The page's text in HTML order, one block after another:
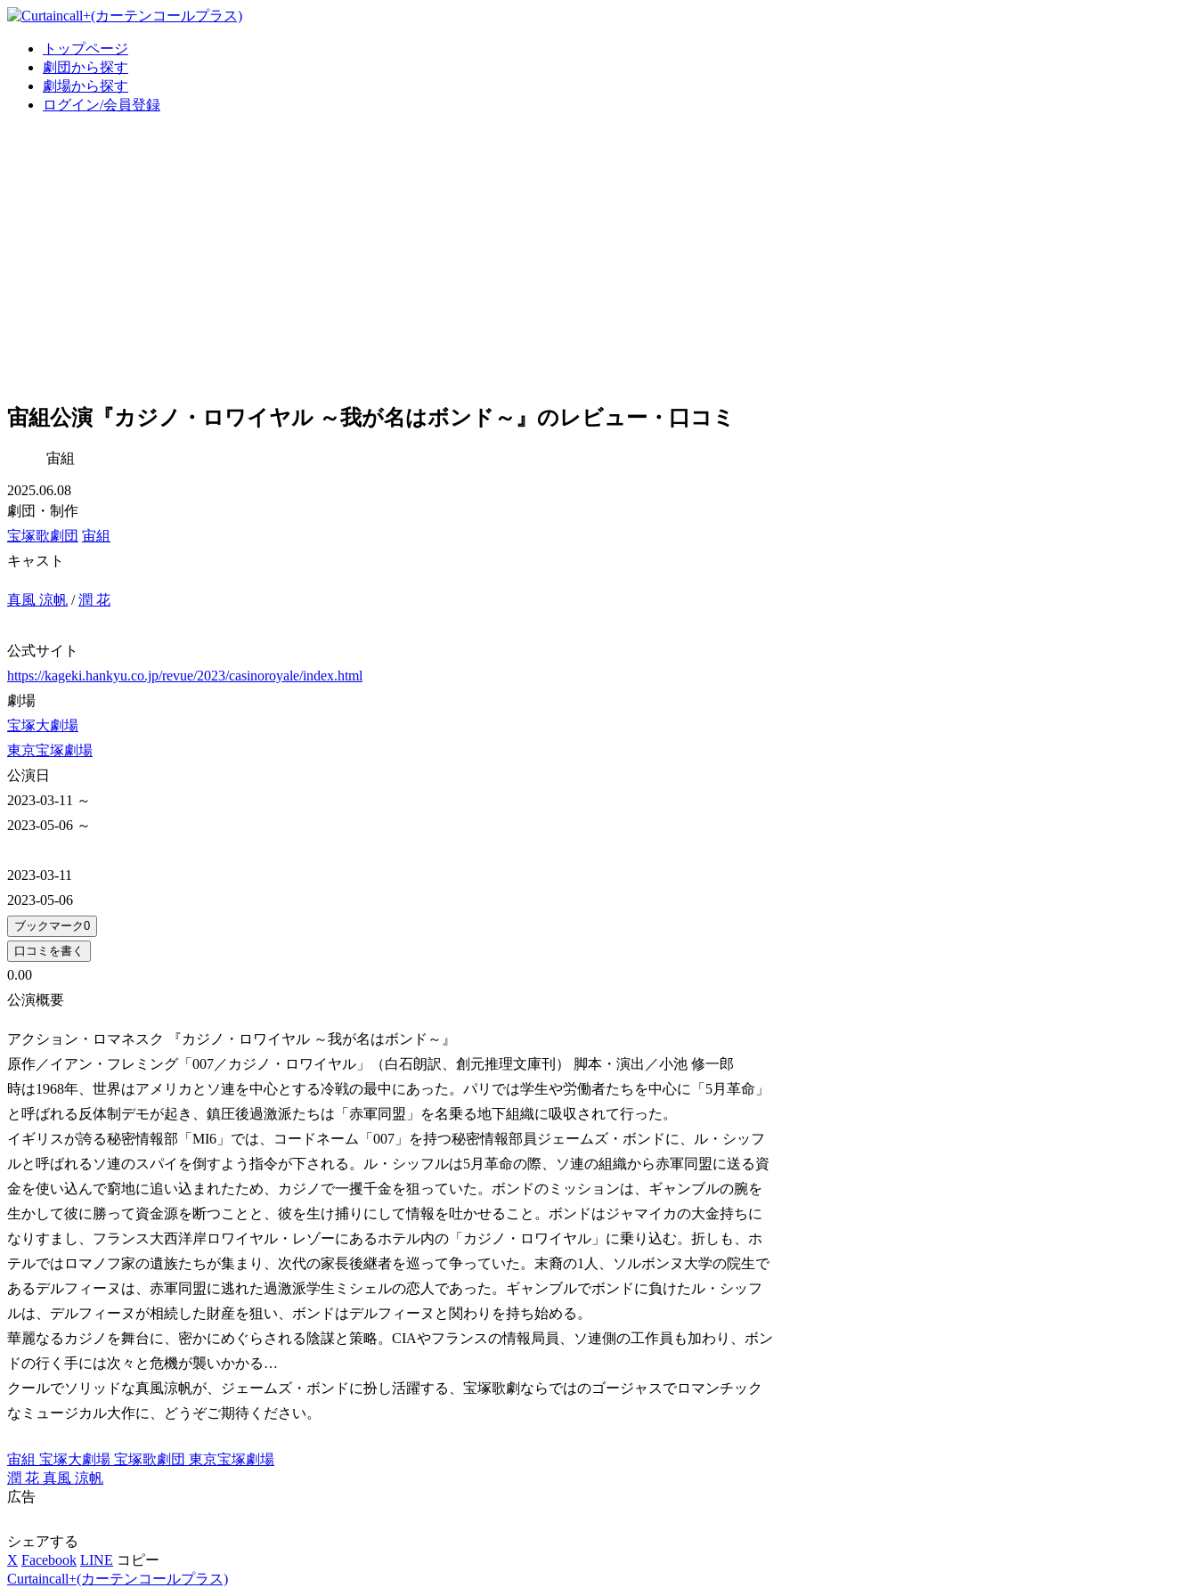
トップページ
劇団から探す
劇場から探す
ログイン/会員登録
宙組公演『カジノ・ロワイヤル ～我が名はボンド～』のレビュー・口コミ
宙組
2025.06.08
劇団・制作
宝塚歌劇団 宙組
キャスト
真風 涼帆 /潤 花
公式サイト
https://kageki.hankyu.co.jp/revue/2023/casinoroyale/index.html
劇場
宝塚大劇場
東京宝塚劇場
公演日
2023-03-11 ～
2023-05-06 ～
2023-03-11
2023-05-06
ブックマーク0
口コミを書く
0.00
公演概要
アクション・ロマネスク 『カジノ・ロワイヤル ～我が名はボンド～』
原作／イアン・フレミング「007／カジノ・ロワイヤル」（白石朗訳、創元推理文庫刊） 脚本・演出／小池 修一郎
時は1968年、世界はアメリカとソ連を中心とする冷戦の最中にあった。パリでは学生や労働者たちを中心に「5月革命」
と呼ばれる反体制デモが起き、鎮圧後過激派たちは「赤軍同盟」を名乗る地下組織に吸収されて行った。
イギリスが誇る秘密情報部「MI6」では、コードネーム「007」を持つ秘密情報部員ジェームズ・ボンドに、ル・シッフ
ルと呼ばれるソ連のスパイを倒すよう指令が下される。ル・シッフルは5月革命の際、ソ連の組織から赤軍同盟に送る資
金を使い込んで窮地に追い込まれたため、カジノで一攫千金を狙っていた。ボンドのミッションは、ギャンブルの腕を
生かして彼に勝って資金源を断つことと、彼を生け捕りにして情報を吐かせること。ボンドはジャマイカの大金持ちに
なりすまし、フランス大西洋岸ロワイヤル・レゾーにあるホテル内の「カジノ・ロワイヤル」に乗り込む。折しも、ホ
テルではロマノフ家の遺族たちが集まり、次代の家長後継者を巡って争っていた。末裔の1人、ソルボンヌ大学の院生で
あるデルフィーヌは、赤軍同盟に逃れた過激派学生ミシェルの恋人であった。ギャンブルでボンドに負けたル・シッフ
ルは、デルフィーヌが相続した財産を狙い、ボンドはデルフィーヌと関わりを持ち始める。
華麗なるカジノを舞台に、密かにめぐらされる陰謀と策略。CIAやフランスの情報局員、ソ連側の工作員も加わり、ボン
ドの行く手には次々と危機が襲いかかる…
クールでソリッドな真風涼帆が、ジェームズ・ボンドに扮し活躍する、宝塚歌劇ならではのゴージャスでロマンチック
なミュージカル大作に、どうぞご期待ください。
宙組 宝塚大劇場 宝塚歌劇団 東京宝塚劇場
潤 花 真風 涼帆
広告
シェアする
X Facebook LINE コピー
Curtaincall+(カーテンコールプラス)